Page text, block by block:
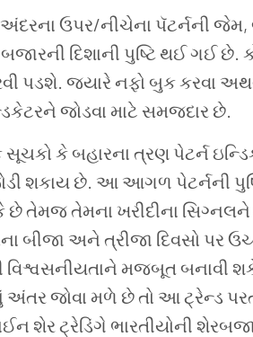
અંદરના ઉપર/નીચેના પૅટર્નની જેમ,
બજારની દિશાની પુષ્ટિથઈગઈ છે.
પડશે. જ્યારેનફો બુકકરવા
જોડવા માટે સમજદાર છે.
સૂચકો કેબહારના ત્રણ પેટર્ન
શકાય છે. આ આગળ પેટર્નની
છેતેમજતેમના ખરીદીના સિગ્નલને
બીજા અને ત્રીજા દિવસો પર
વિશ્વસનીયતાને મજબૂતબનાવી
અંતરજોવા મળે છેતો આટ્રેન્ડ
શેર ટ્રેડિંગે ભારતીયોની